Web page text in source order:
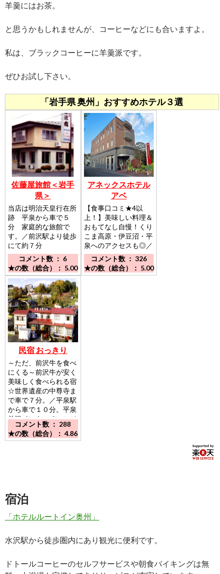
羊羹にはお茶。
と思うかもしれませんが、コーヒーなどにも合いますよ。
私は、ブラックコーヒーに羊羹派です。
ぜひお試し下さい。
「岩手県 奥州」おすすめホテル３選
佐藤屋旅館＜岩手
県＞
当店は明治天皇行在所
跡 平泉から車で５
分 家庭的な旅館で
す。／前沢駅より徒歩
にて約７分
コメント数 ： 6
★の数（総合）： 5.00
アネックスホテル
アベ
【食事口コミ★4以
上！】美味しい料理＆
おもてなし自慢！くり
こま高原・伊豆沼・平
泉へのアクセスも◎／
最寄りIC・駅(新幹線)
から車で10分。くりこ
ま高原・伊豆沼へもア
コメント数 ： 326
★の数（総合）： 5.00
民宿 おっきり
～ただ、前沢牛を食べ
にくる～前沢牛が安く
美味しく食べられる宿
☆世界遺産の中尊寺ま
で車で７分。／平泉駅
から車で１０分。平泉
前沢インターチェンジ
より車で５分。
コメント数 ： 288
★の数（総合）： 4.86
宿泊
「ホテルルートイン奥州」
水沢駅から徒歩圏内にあり観光に便利です。
ドトールコーヒーのセルフサービスや朝食バイキングは無